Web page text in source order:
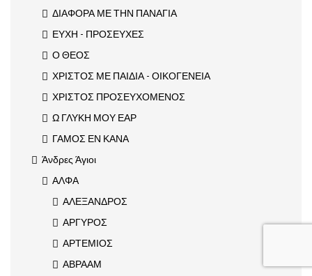
ΔΙΑΦΟΡΑ ΜΕ ΤΗΝ ΠΑΝΑΓΙΑ
ΕΥΧΗ - ΠΡΟΣΕΥΧΕΣ
Ο ΘΕΟΣ
ΧΡΙΣΤΟΣ ΜΕ ΠΑΙΔΙΑ - ΟΙΚΟΓΕΝΕΙΑ
ΧΡΙΣΤΟΣ ΠΡΟΣΕΥΧΟΜΕΝΟΣ
Ω ΓΛΥΚΗ ΜΟΥ ΕΑΡ
ΓΑΜΟΣ ΕΝ ΚΑΝΑ
Άνδρες Άγιοι
ΑΛΦΑ
ΑΛΕΞΑΝΔΡΟΣ
ΑΡΓΥΡΟΣ
ΑΡΤΕΜΙΟΣ
ΑΒΡΑΑΜ